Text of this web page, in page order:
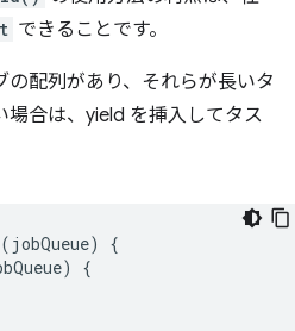
できることです。
配列があり、それらが長いタ
場合は、yield を挿入してタス
( jobQueue)
{
)
{